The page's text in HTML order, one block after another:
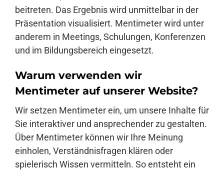
beitreten. Das Ergebnis wird unmittelbar in der
Präsentation visualisiert. Mentimeter wird unter
anderem in Meetings, Schulungen, Konferenzen
und im Bildungsbereich eingesetzt.
Warum verwenden wir
Mentimeter auf unserer Website?
Wir setzen Mentimeter ein, um unsere Inhalte für
Sie interaktiver und ansprechender zu gestalten.
Über Mentimeter können wir Ihre Meinung
einholen, Verständnisfragen klären oder
spielerisch Wissen vermitteln. So entsteht ein